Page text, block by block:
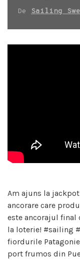
De Sailing
Am ajuns la
ancorare care
este ancorajul final
la loterie! #sailing
fiordurile
port frumos din